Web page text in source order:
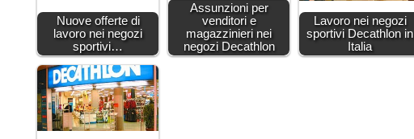
Nuove offerte di
lavoro nei negozi
sportivi…
Assunzioni per
venditori e
magazzinieri nei
negozi Decathlon
Lavoro nei negozi
sportivi Decathlon in
Italia